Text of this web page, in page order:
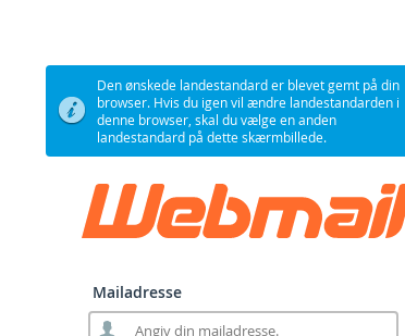
Den ønskede landestandard er blevet gemt på din
browser. Hvis du igen vil ændre landestandarden i
denne browser, skal du vælge en anden
landestandard på dette skærmbillede.
Mailadresse